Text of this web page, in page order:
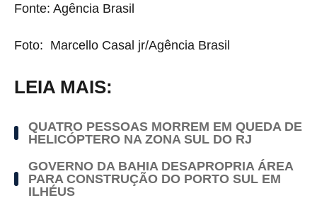
Fonte: Agência Brasil
Foto: Marcello Casal jr/Agência Brasil
LEIA MAIS:
QUATRO PESSOAS MORREM EM QUEDA DE
HELICÓPTERO NA ZONA SUL DO RJ
GOVERNO DA BAHIA DESAPROPRIA ÁREA
PARA CONSTRUÇÃO DO PORTO SUL EM
ILHÉUS